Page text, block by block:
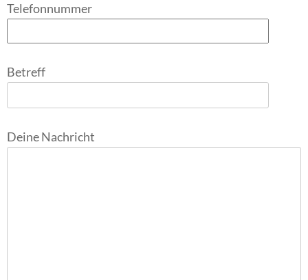
Telefonnummer
Betreff
Deine Nachricht